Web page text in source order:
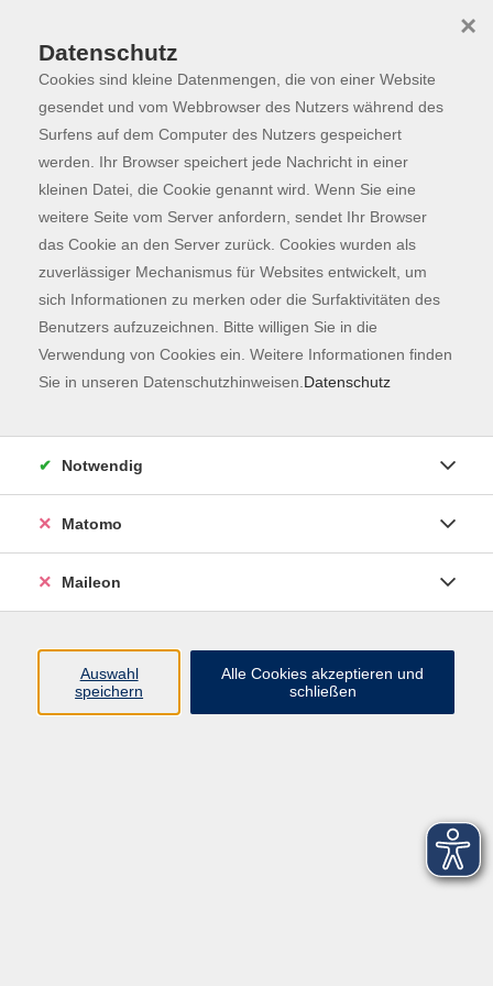
Skip to main content
Programm
1 Kurs
Schwedisch
Schwedisch Konversation C1
Do. 17.09.2026 18:30
Freising
Datenschutz
Cookies sind kleine Datenmengen, die von einer Website
gesendet und vom Webbrowser des Nutzers während des
Surfens auf dem Computer des Nutzers gespeichert
werden. Ihr Browser speichert jede Nachricht in einer
kleinen Datei, die Cookie genannt wird. Wenn Sie eine
weitere Seite vom Server anfordern, sendet Ihr Browser
das Cookie an den Server zurück. Cookies wurden als
zuverlässiger Mechanismus für Websites entwickelt, um
sich Informationen zu merken oder die Surfaktivitäten des
Benutzers aufzuzeichnen. Bitte willigen Sie in die
Verwendung von Cookies ein. Weitere Informationen finden
Sie in unseren Datenschutzhinweisen. Datenschutz
×
Notwendig
Matomo
Maileon
Auswahl
speichern
Alle Cookies akzeptieren und
schließen